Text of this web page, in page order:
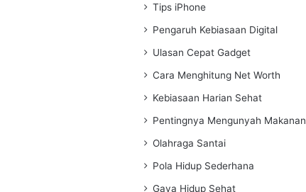
Tips iPhone
Pengaruh Kebiasaan Digital
Ulasan Cepat Gadget
Cara Menghitung Net Worth
Kebiasaan Harian Sehat
Pentingnya Mengunyah Makanan
Olahraga Santai
Pola Hidup Sederhana
Gaya Hidup Sehat